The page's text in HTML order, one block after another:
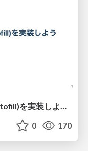
Jetpack Composeで自動入力(Autofill)を実装しよう（作成：claude-3.7-sonnet）
0 170